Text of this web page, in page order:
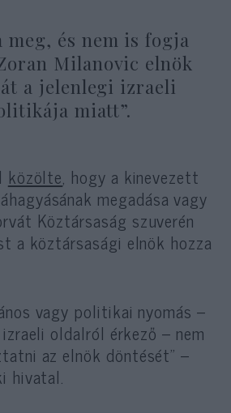
meg, és nem is fogja
Milanovic elnök
a jelenlegi izraeli
miatt”.
közölte, hogy a kinevezett
megadása vagy
Köztársaság szuverén
a köztársasági elnök hozza
vagy politikai nyomás –
oldalról érkező – nem
az elnök döntését” –
hivatal.